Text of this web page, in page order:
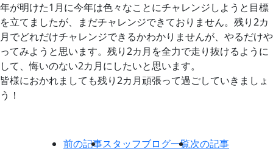
年が明けた1月に今年は色々なことにチャレンジしようと目標
を立てましたが、まだチャレンジできておりません。残り2カ
月でどれだけチャレンジできるかわかりませんが、やるだけや
ってみようと思います。残り2カ月を全力で走り抜けるように
して、悔いのない2カ月にしたいと思います。
皆様におかれましても残り2カ月頑張って過ごしていきましょ
う！
前の記事スタッフブログ一覧次の記事